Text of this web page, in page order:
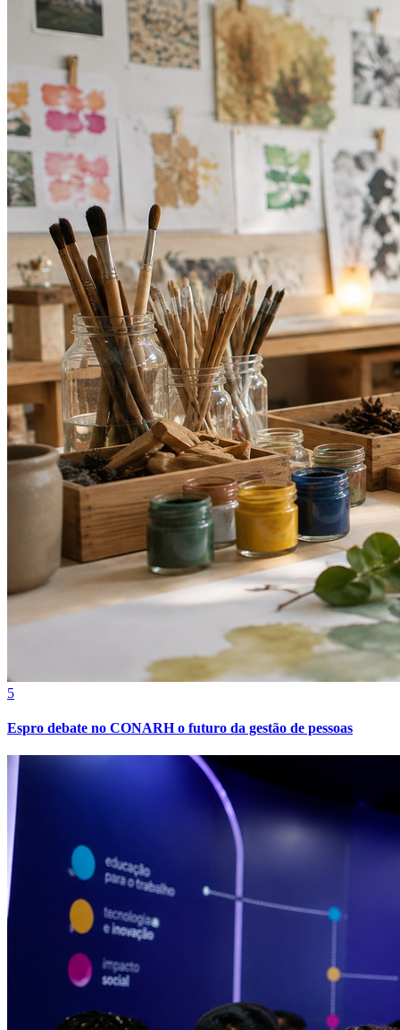
Athletico-PR
Bragantino
5
Espro debate no CONARH o futuro da gestão de pessoas